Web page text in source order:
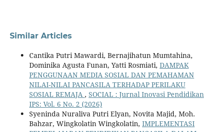
Similar Articles
Cantika Putri Mawardi, Bernajihatun Mumtahina,
Dominika Agusta Funan, Yatti Rosmiati, DAMPAK
PENGGUNAAN MEDIA SOSIAL DAN PEMAHAMAN
NILAI-NILAI PANCASILA TERHADAP PERILAKU
SOSIAL REMAJA , SOCIAL : Jurnal Inovasi Pendidikan
IPS: Vol. 6 No. 2 (2026)
Syeninda Nuraliva Putri Elyan, Novita Majid, Moh.
Bahzar, Wingkolatin Wingkolatin, IMPLEMENTASI